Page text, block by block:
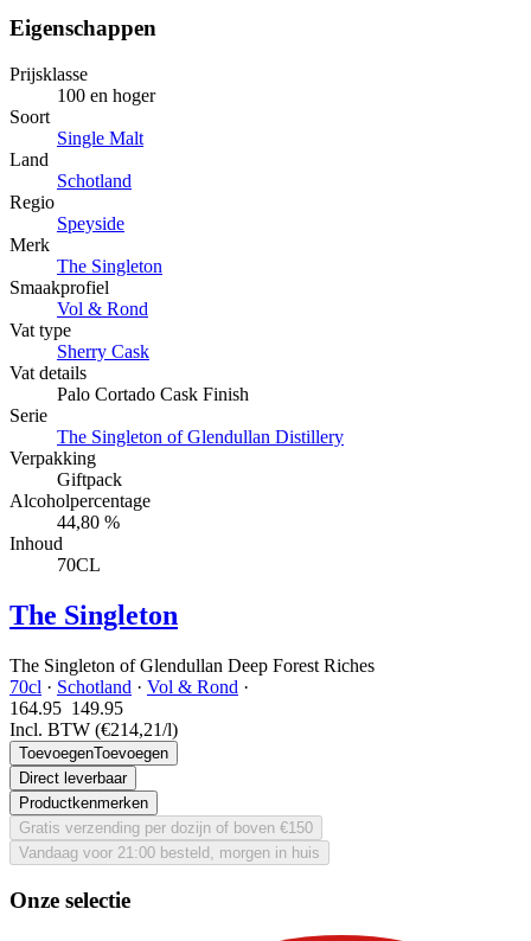
Eigenschappen
Prijsklasse
100 en hoger
Soort
Single Malt
Land
Schotland
Regio
Speyside
Merk
The Singleton
Smaakprofiel
Vol & Rond
Vat type
Sherry Cask
Vat details
Palo Cortado Cask Finish
Serie
The Singleton of Glendullan Distillery
Verpakking
Giftpack
Alcoholpercentage
44,80 %
Inhoud
70CL
The Singleton
The Singleton of Glendullan Deep Forest Riches
70cl · Schotland · Vol & Rond ·
164.95 149.95
Incl. BTW (€214,21/l)
ToevoegenToevoegen
Direct leverbaar
Productkenmerken
Gratis verzending per dozijn of boven €150
Vandaag voor 21:00 besteld, morgen in huis
Onze selectie